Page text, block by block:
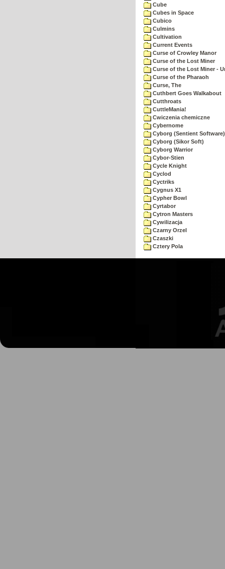
Cube
Cubes in Space
Cubico
Culmins
Cultivation
Current Events
Curse of Crowley Manor
Curse of the Lost Miner
Curse of the Lost Miner -
Curse of the Pharaoh
Curse, The
Cuthbert Goes Walkabout
Cutthroats
CuttleMania!
Cwiczenia chemiczne
Cybernome
Cyborg (Sentient Software)
Cyborg (Sikor Soft)
Cyborg Warrior
Cybor-Stien
Cycle Knight
Cyclod
Cyctriks
Cygnus X1
Cypher Bowl
Cyrtabor
Cytron Masters
Cywilizacja
Czarny Orzel
Czaszki
Cztery Pola